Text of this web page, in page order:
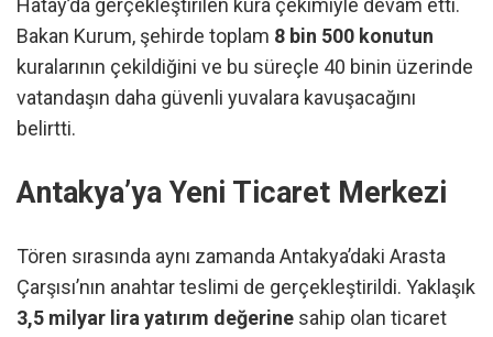
Bakan Kurum, şehirde toplam 8 bin 500 konutun
kuralarının çekildiğini ve bu süreçle 40 binin üzerinde
vatandaşın daha güvenli yuvalara kavuşacağını
belirtti.
Antakya’ya Yeni Ticaret Merkezi
Tören sırasında aynı zamanda Antakya’daki Arasta
Çarşısı’nın anahtar teslimi de gerçekleştirildi. Yaklaşık
3,5 milyar lira yatırım değerine sahip olan ticaret